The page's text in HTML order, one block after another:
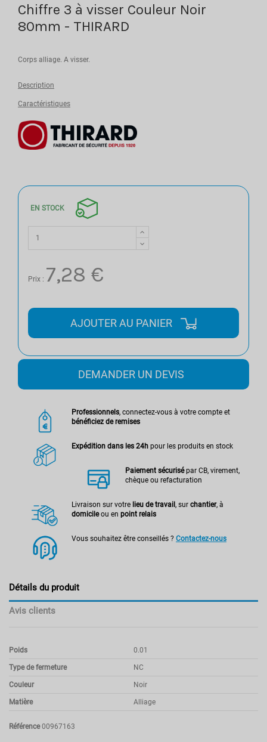
Chiffre 3 à visser Couleur Noir
80mm - THIRARD
Corps alliage. A visser.
Description
Caractéristiques
EN STOCK
Prix : 7,28 €
AJOUTER AU PANIER
DEMANDER UN DEVIS
Professionnels, connectez-vous à votre compte et
bénéficiez de remises
Expédition dans les 24h pour les produits en stock
Paiement sécurisépar CB, virement,
chèque ou refacturation
Livraison sur votre lieu de travail , sur chantier, à
domicileou en point relais
Vous souhaitez être conseillés ? Contactez-nous
Détails du produit
Avis clients
Poids 0.01
Type de fermeture NC
Couleur Noir
Matière Alliage
Référence 00967163